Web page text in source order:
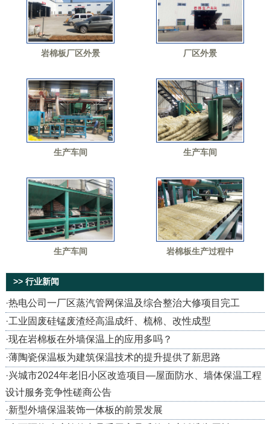
岩棉板厂区外景 厂区外景
生产车间 生产车间
生产车间 岩棉板生产过程中
>> 行业新闻
·热电公司一厂区蒸汽管网保温及综合整治大修项目完工
·工业固废硅锰废渣经高温成纤、梳棉、改性成型
·现在岩棉板在外墙保温上的应用多吗？
·薄陶瓷保温板为建筑保温技术的提升提供了新思路
·兴城市2024年老旧小区改造项目—屋面防水、墙体保温工程
设计服务竞争性磋商公告
·新型外墙保温装饰一体板的前景发展